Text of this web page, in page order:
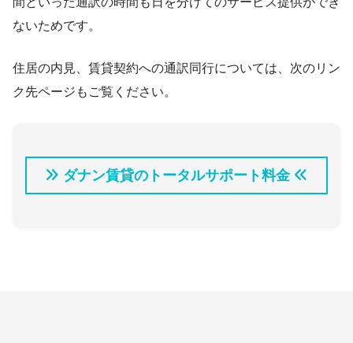
ないためです。
住居の内見、賃貸契約への通訳同行については、次のリン
ク先ページもご覧ください。
ダナン賃貸のトータルサポート料金